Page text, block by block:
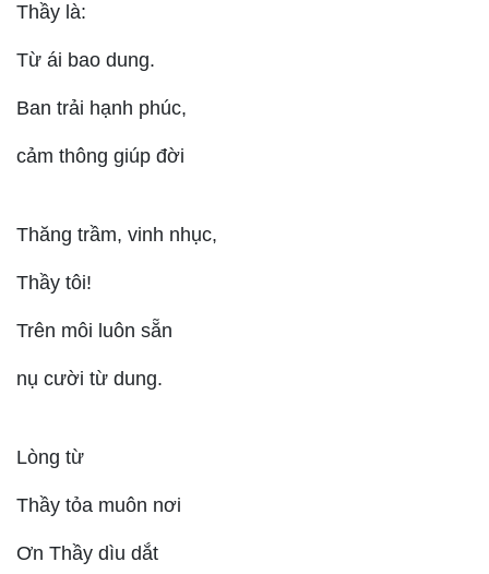
Thầy là:
Từ ái bao dung.
Ban trải hạnh phúc,
cảm thông giúp đời
Thăng trầm, vinh nhục,
Thầy tôi!
Trên môi luôn sẵn
nụ cười từ dung.
Lòng từ
Thầy tỏa muôn nơi
Ơn Thầy dìu dắt